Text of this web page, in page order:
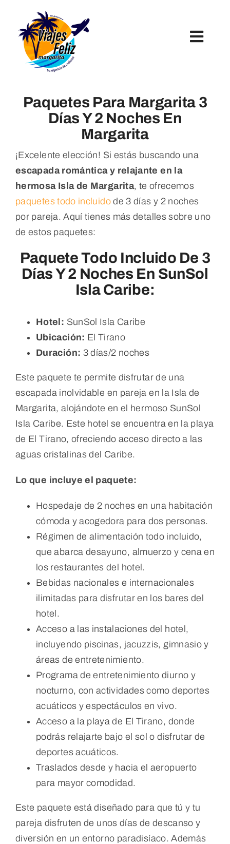
content
Tours Y Excursiones
Paquetes Para Margarita 3
Días Y 2 Noches En
Margarita
¡Excelente elección! Si estás buscando una
escapada romántica y relajante en la
hermosa Isla de Margarita, te ofrecemos
paquetes todo incluidode 3 días y 2 noches
por pareja. Aquí tienes más detalles sobre uno
de estos paquetes:
Paquete Todo Incluido De 3
Días Y 2 Noches En SunSol
Isla Caribe:
Hotel: SunSol Isla Caribe
Ubicación: El Tirano
Duración: 3 días/2 noches
Este paquete te permite disfrutar de una
escapada inolvidable en pareja en la Isla de
Margarita, alojándote en el hermoso SunSol
Isla Caribe. Este hotel se encuentra en la playa
de El Tirano, ofreciendo acceso directo a las
aguas cristalinas del Caribe.
Lo que incluye el paquete:
Hospedaje de 2 noches en una habitación
cómoda y acogedora para dos personas.
Régimen de alimentación todo incluido,
que abarca desayuno, almuerzo y cena en
los restaurantes del hotel.
Bebidas nacionales e internacionales
ilimitadas para disfrutar en los bares del
hotel.
Acceso a las instalaciones del hotel,
incluyendo piscinas, jacuzzis, gimnasio y
áreas de entretenimiento.
Programa de entretenimiento diurno y
nocturno, con actividades como deportes
acuáticos y espectáculos en vivo.
Acceso a la playa de El Tirano, donde
podrás relajarte bajo el sol o disfrutar de
deportes acuáticos.
Traslados desde y hacia el aeropuerto
para mayor comodidad.
Este paquete está diseñado para que tú y tu
pareja disfruten de unos días de descanso y
diversión en un entorno paradisíaco. Además